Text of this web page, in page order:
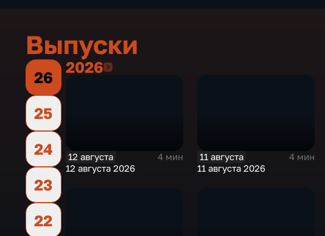
Выпуски
26
25
24
23
22
20262026
12 августа
4 мин
12 августа 2026
11 августа
4 мин
11 августа 2026